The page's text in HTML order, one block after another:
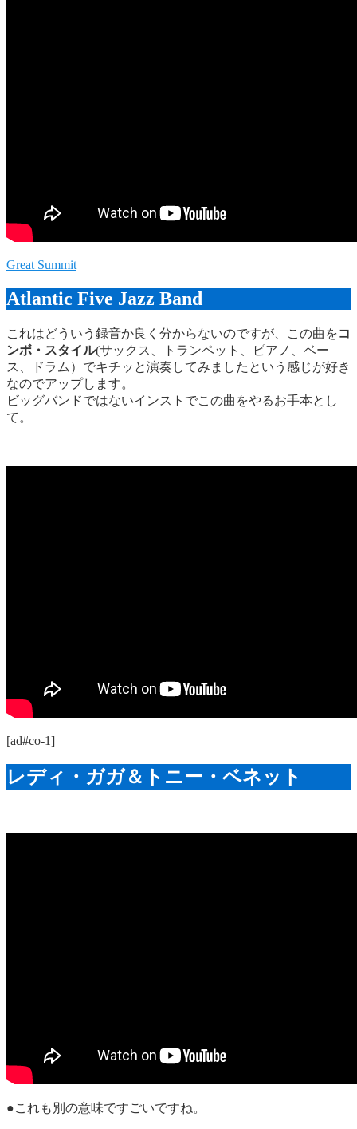
Great Summit
Atlantic Five Jazz Band
これはどういう録音か良く分からないのですが、この曲をコ
ンボ・スタイル(サックス、トランペット、ピアノ、ベー
ス、ドラム）でキチッと演奏してみましたという感じが好き
なのでアップします。
ビッグバンドではないインストでこの曲をやるお手本とし
て。
[ad#co-1]
レディ・ガガ＆トニー・ベネット
●これも別の意味ですごいですね。